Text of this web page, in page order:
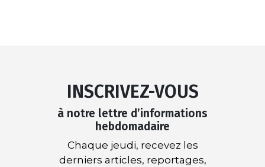
INSCRIVEZ-VOUS
à notre lettre d’informations
hebdomadaire
Chaque jeudi, recevez les
derniers articles, reportages,